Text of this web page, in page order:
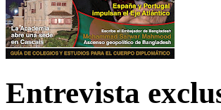
Entrevista